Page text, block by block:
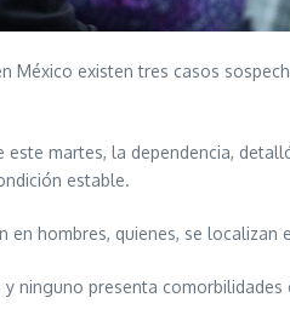
México existen tres casos
martes, la dependencia,
estable.
hombres, quienes, se
ninguno presenta